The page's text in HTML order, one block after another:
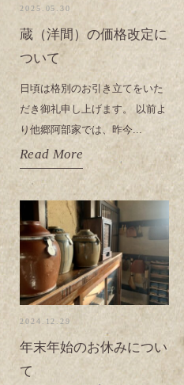
2025.05.30
蔵（洋間）の価格改定に
ついて
日頃は格別のお引き立てをいた
だき御礼申し上げます。 以前よ
り他郷阿部家では、昨今...
Read More
2024.12.29
年末年始のお休みについ
て